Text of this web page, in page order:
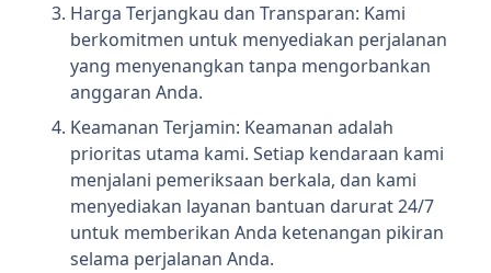
Harga Terjangkau dan Transparan: Kami
berkomitmen untuk menyediakan perjalanan
yang menyenangkan tanpa mengorbankan
anggaran Anda.
Keamanan Terjamin: Keamanan adalah
prioritas utama kami. Setiap kendaraan kami
menjalani pemeriksaan berkala, dan kami
menyediakan layanan bantuan darurat 24/7
untuk memberikan Anda ketenangan pikiran
selama perjalanan Anda.